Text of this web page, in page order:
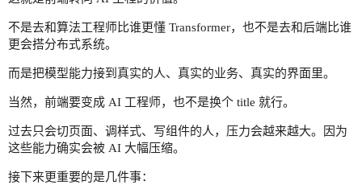
不是去和算法工程师比谁更懂 Transformer，也不是去和后端比谁
更会搭分布式系统。
而是把模型能力接到真实的人、真实的业务、真实的界面里。
当然，前端要变成 AI 工程师，也不是换个 title 就行。
过去只会切页面、调样式、写组件的人，压力会越来越大。因为
这些能力确实会被 AI 大幅压缩。
接下来更重要的是几件事：